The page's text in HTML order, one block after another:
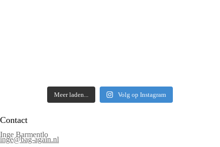
Meer laden... Volg op Instagram
Contact
Inge Barmentlo
inge@bag-again.nl